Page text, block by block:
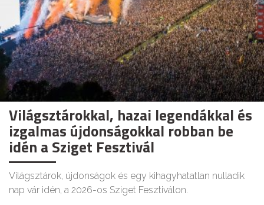
Világsztárokkal, hazai legendákkal és
izgalmas újdonságokkal robban be
idén a Sziget Fesztivál
Világsztárok, újdonságok és egy kihagyhatatlan nulladik
nap vár idén, a 2026-os Sziget Fesztiválon.